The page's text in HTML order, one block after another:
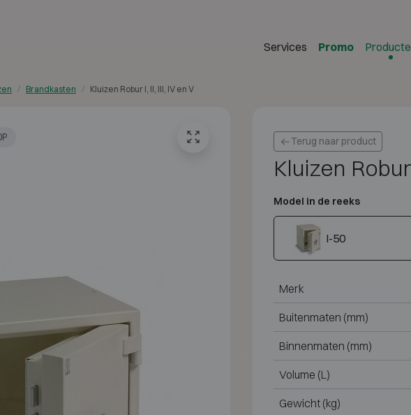
Services Promo
Brandkasten Kluizen Robur I, II, III, IV en V
Terug naar product
Kluizen
Model in de reeks
I-50
Merk
Buitenmaten (mm)
Binnenmaten (mm)
Volume (L)
Gewicht (kg)